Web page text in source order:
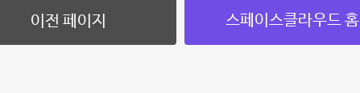
이전 페이지 스페이스클라우드 홈